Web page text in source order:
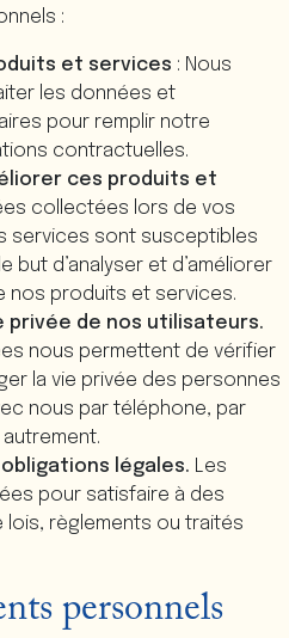
:
et services : Nous
les données et
pour remplir notre
contractuelles.
ces produits et
collectées lors de vos
services sont susceptibles
but d’analyser et d’améliorer
nos produits et services.
privée de nos utilisateurs.
nous permettent de vérifier
la vie privée des personnes
nous par téléphone, par
légales. Les
pour satisfaire à des
lois, règlements ou traités
personnels